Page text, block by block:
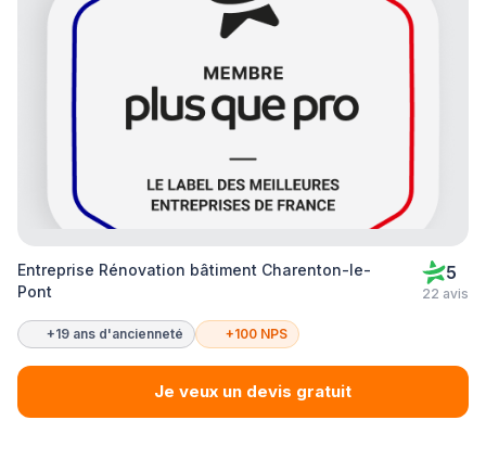
Entreprise Rénovation bâtiment Charenton-le-
Pont
5
22 avis
+19 ans d'ancienneté +100 NPS
Je veux un devis gratuit